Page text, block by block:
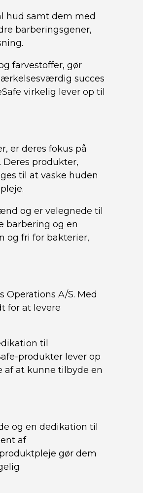
hud samt dem med
barberingsgener,
farvestoffer, gør
succes
virkelig lever op til
er deres fokus på
produkter,
til at vaske huden
og er velegnede til
barbering og en
og fri for bakterier,
Operations A/S. Med
for at levere
til
produkter lever op
af at kunne tilbyde en
og en dedikation til
af
gør dem